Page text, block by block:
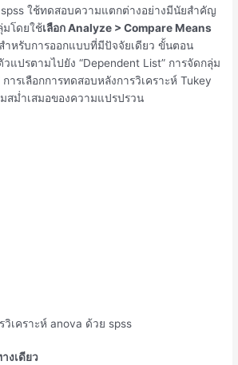
spss ใช้ทดสอบความแตกต่างอย่างมีนัยสำคัญ
มโดยใช้เลือก Analyze > Compare Means
สำหรับการออกแบบที่มีปัจจัยเดียว ขั้นตอน
แปรตามไปยัง “Dependent List” การจัดกลุ่ม
ารเลือกการทดสอบหลังการวิเคราะห์ Tukey
สม่ำเสมอของความแปรปรวน
วิเคราะห์ anova ด้วย spss
งเดียว